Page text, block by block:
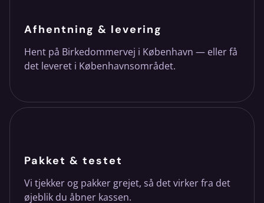
Afhentning & levering
Hent på Birkedommervej i København — eller få
det leveret i Københavnsområdet.
Pakket & testet
Vi tjekker og pakker grejet, så det virker fra det
øjeblik du åbner kassen.